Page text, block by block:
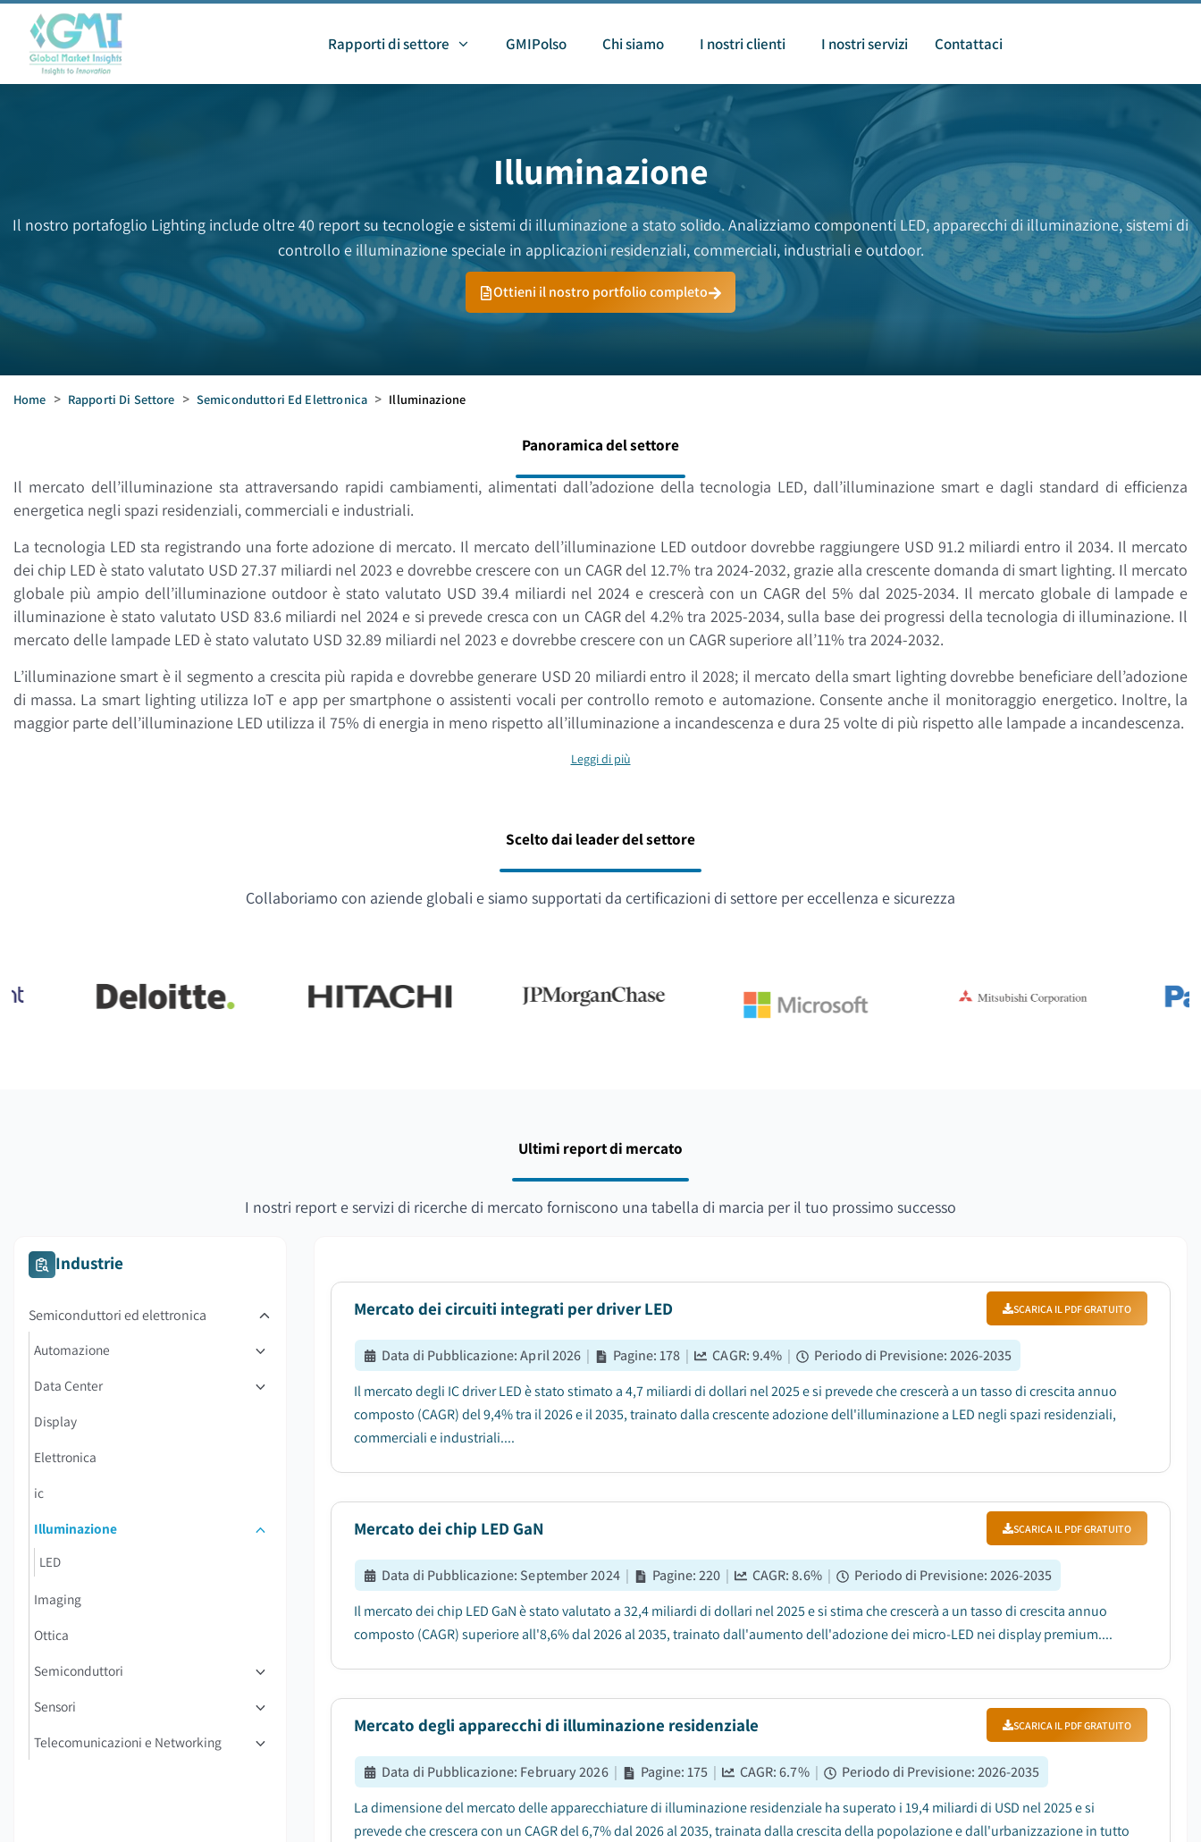
Rapporti di settore GMIPolso Chi siamo I nostri clienti I nostri servizi Contattaci
Illuminazione
Il nostro portafoglio Lighting include oltre 40 report su tecnologie e sistemi di illuminazione a stato solido. Analizziamo componenti LED, apparecchi di illuminazione, sistemi di
controllo e illuminazione speciale in applicazioni residenziali, commerciali, industriali e outdoor.
Ottieni il nostro portfolio completo
Home > Rapporti Di Settore > Semiconduttori Ed Elettronica > Illuminazione
Panoramica del settore
Il mercato dell’illuminazione sta attraversando rapidi cambiamenti, alimentati dall’adozione della tecnologia LED, dall’illuminazione smart e dagli standard di efficienza
energetica negli spazi residenziali, commerciali e industriali.
La tecnologia LED sta registrando una forte adozione di mercato. Il mercato dell’illuminazione LED outdoor dovrebbe raggiungere USD 91.2 miliardi entro il 2034. Il mercato
dei chip LED è stato valutato USD 27.37 miliardi nel 2023 e dovrebbe crescere con un CAGR del 12.7% tra 2024-2032, grazie alla crescente domanda di smart lighting. Il mercato
globale più ampio dell’illuminazione outdoor è stato valutato USD 39.4 miliardi nel 2024 e crescerà con un CAGR del 5% dal 2025-2034. Il mercato globale di lampade e
illuminazione è stato valutato USD 83.6 miliardi nel 2024 e si prevede cresca con un CAGR del 4.2% tra 2025-2034, sulla base dei progressi della tecnologia di illuminazione. Il
mercato delle lampade LED è stato valutato USD 32.89 miliardi nel 2023 e dovrebbe crescere con un CAGR superiore all’11% tra 2024-2032.
L’illuminazione smart è il segmento a crescita più rapida e dovrebbe generare USD 20 miliardi entro il 2028; il mercato della smart lighting dovrebbe beneficiare dell’adozione
di massa. La smart lighting utilizza IoT e app per smartphone o assistenti vocali per controllo remoto e automazione. Consente anche il monitoraggio energetico. Inoltre, la
maggior parte dell’illuminazione LED utilizza il 75% di energia in meno rispetto all’illuminazione a incandescenza e dura 25 volte di più rispetto alle lampade a incandescenza.
Leggi di più
Scelto dai leader del settore
Collaboriamo con aziende globali e siamo supportati da certificazioni di settore per eccellenza e sicurezza
Ultimi report di mercato
I nostri report e servizi di ricerche di mercato forniscono una tabella di marcia per il tuo prossimo successo
Industrie
Semiconduttori ed elettronica
Automazione
Data Center
Display
Elettronica
ic
Illuminazione
LED
Imaging
Ottica
Semiconduttori
Sensori
Telecomunicazioni e Networking
Mercato dei circuiti integrati per driver LED SCARICA IL PDF GRATUITO
Data di Pubblicazione:April 2026 | Pagine:178 | CAGR:9.4% | Periodo di Previsione:2026-2035
Il mercato degli IC driver LED è stato stimato a 4,7 miliardi di dollari nel 2025 e si prevede che crescerà a un tasso di crescita annuo
composto (CAGR) del 9,4% tra il 2026 e il 2035, trainato dalla crescente adozione dell'illuminazione a LED negli spazi residenziali,
commerciali e industriali....
Mercato dei chip LED GaN SCARICA IL PDF GRATUITO
Data di Pubblicazione: September 2024 | Pagine:220 | CAGR:8.6% | Periodo di Previsione:2026-2035
Il mercato dei chip LED GaN è stato valutato a 32,4 miliardi di dollari nel 2025 e si stima che crescerà a un tasso di crescita annuo
composto (CAGR) superiore all'8,6% dal 2026 al 2035, trainato dall'aumento dell'adozione dei micro-LED nei display premium....
Mercato degli apparecchi di illuminazione residenziale SCARICA IL PDF GRATUITO
Data di Pubblicazione: February 2026 | Pagine:175 | CAGR:6.7% | Periodo di Previsione:2026-2035
La dimensione del mercato delle apparecchiature di illuminazione residenziale ha superato i 19,4 miliardi di USD nel 2025 e si
prevede che crescera con un CAGR del 6,7% dal 2026 al 2035, trainata dalla crescita della popolazione e dall'urbanizzazione in tutto